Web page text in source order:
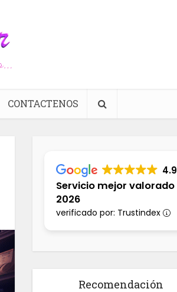
CONTACTENOS
4.9
Servicio mejor valorado
2026
verificado por: Trustindex
Recomendación